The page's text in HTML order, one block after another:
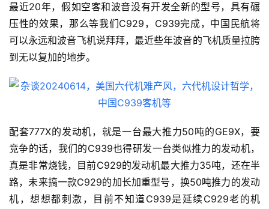
最近20年，假如空客和波音没有开发全新的型号，具有碾
压性的效果，那么等我们C929，C939完成，中国民航将
可以永远和波音飞机说拜拜，最近些年波音的飞机质量拉胯
到无以复加的地步。
配套777X的发动机，就是一台最大推力50吨的GE9X，要
竞争的话，我们的C939也得研发一台类似推力的发动机，
真是非常烧钱，目前C929的发动机最大推力35吨，还在半
路，未来搞一款C929的加长加重型号，换50吨推力的发动
机，想想都刺激，目前不知道C939是延续C929老的机